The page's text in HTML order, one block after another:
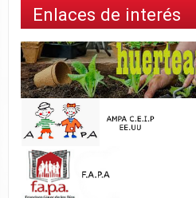
Enlaces de interés